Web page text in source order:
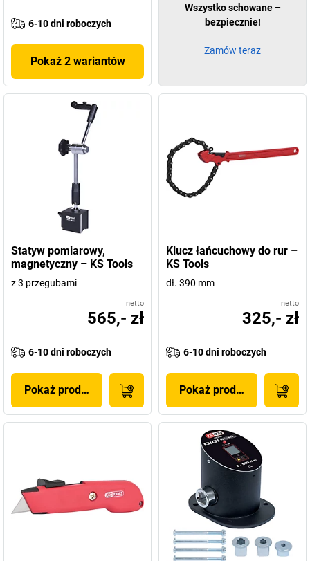
6-10 dni roboczych
Pokaż 2 wariantów
Statyw pomiarowy,
magnetyczny – KS Tools
z 3 przegubami
netto
565,- zł
6-10 dni roboczych
Pokaż produkt
Klucz łańcuchowy do rur –
KS Tools
dł. 390 mm
netto
325,- zł
6-10 dni roboczych
Pokaż produkt
Wszystko schowane –
bezpiecznie!
Zamów teraz